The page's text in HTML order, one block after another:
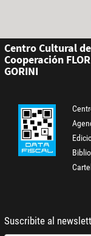
Centro Cultural
Cooperación
GORINI
Suscribite al